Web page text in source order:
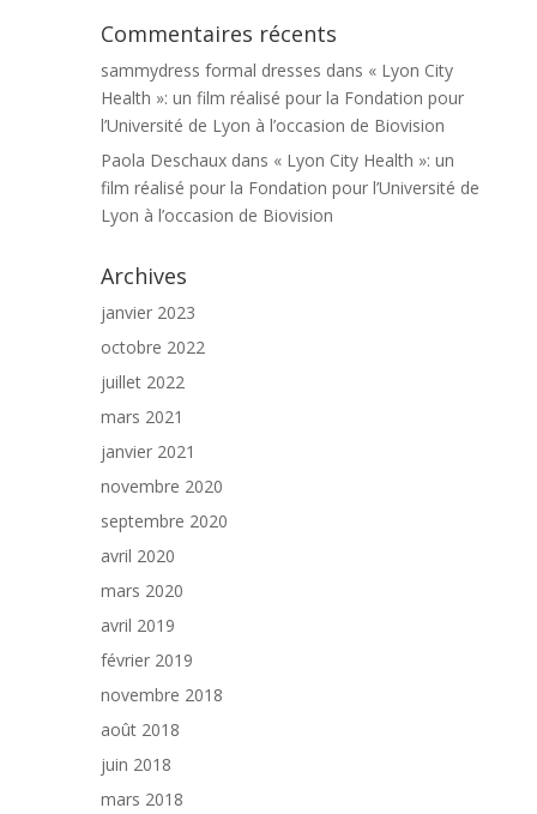
Commentaires récents
sammydress formal dresses dans « Lyon City
Health »: un film réalisé pour la Fondation pour
l’Université de Lyon à l’occasion de Biovision
Paola Deschaux dans « Lyon City Health »: un
film réalisé pour la Fondation pour l’Université de
Lyon à l’occasion de Biovision
Archives
janvier 2023
octobre 2022
juillet 2022
mars 2021
janvier 2021
novembre 2020
septembre 2020
avril 2020
mars 2020
avril 2019
février 2019
novembre 2018
août 2018
juin 2018
mars 2018